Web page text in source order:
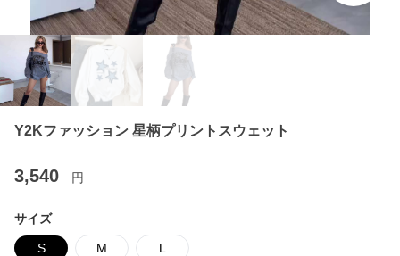
Y2Kファッション 星柄プリントスウェット
3,540 円
サイズ
S M L